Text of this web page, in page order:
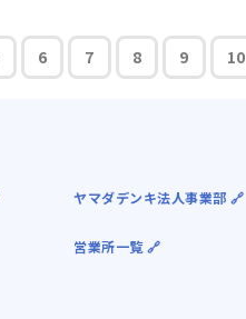
6 7 8 9 10
ヤマダデンキ法人事業部 🔗
営業所一覧 🔗